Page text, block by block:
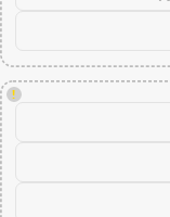
!